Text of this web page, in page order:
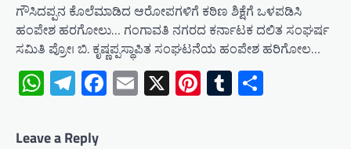
ಗೌಸಿದಪ್ಪನ ಕೊಲೆಮಾಡಿದ ಆರೋಪಗಳಿಗೆ ಕಠಿಣ ಶಿಕ್ಷೆಗೆ ಒಳಪಡಿಸಿ
ಹಂಪೇಶ ಹರಗೋಲು… ಗಂಗಾವತಿ ನಗರದ ಕರ್ನಾಟಕ ದಲಿತ ಸಂಘರ್ಷ
ಸಮಿತಿ ಪ್ರೋ। ಬಿ. ಕೃಷ್ಣಪ್ಪಸ್ಥಾಪಿತ ಸಂಘಟನೆಯ ಹಂಪೇಶ ಹರಿಗೋಲ…
WhatsApp
Telegram
Facebook
Email
X Pinterest
Tumblr
Leave a Reply